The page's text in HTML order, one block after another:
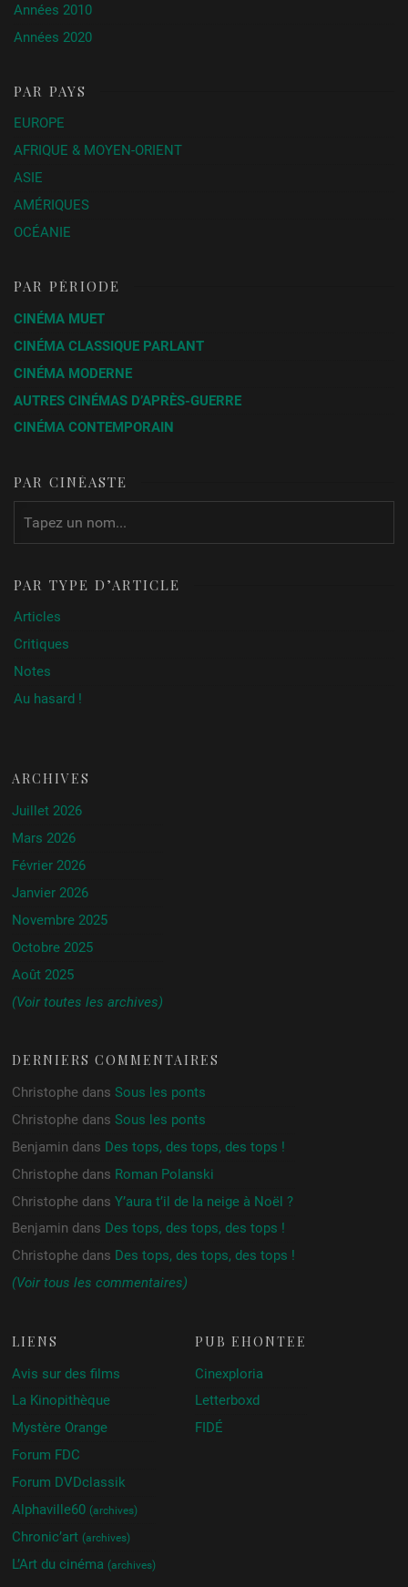
Années 2010
Années 2020
PAR PAYS
EUROPE
AFRIQUE & MOYEN-ORIENT
ASIE
AMÉRIQUES
OCÉANIE
PAR PÉRIODE
CINÉMA MUET
CINÉMA CLASSIQUE PARLANT
CINÉMA MODERNE
AUTRES CINÉMAS D’APRÈS-GUERRE
CINÉMA CONTEMPORAIN
PAR CINÉASTE
PAR TYPE D’ARTICLE
Articles
Critiques
Notes
Au hasard !
ARCHIVES
Juillet 2026
Mars 2026
Février 2026
Janvier 2026
Novembre 2025
Octobre 2025
Août 2025
(Voir toutes les archives)
DERNIERS COMMENTAIRES
Christophe dans Sous les ponts
Christophe dans Sous les ponts
Benjamin dans Des tops, des tops, des tops !
Christophe dans Roman Polanski
Christophe dans Y’aura t’il de la neige à Noël ?
Benjamin dans Des tops, des tops, des tops !
Christophe dans Des tops, des tops, des tops !
(Voir tous les commentaires)
LIENS
Avis sur des films
La Kinopithèque
Mystère Orange
Forum FDC
Forum DVDclassik
Alphaville60 (archives)
Chronic’art (archives)
L’Art du cinéma (archives)
PUB ÉHONTÉE
Cinexploria
Letterboxd
FIDÉ